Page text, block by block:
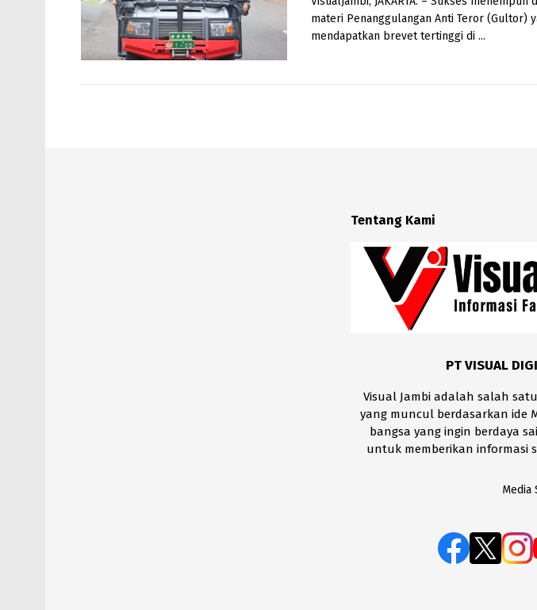
materi Penanggulangan Anti Teror (Gultor)
mendapatkan brevet tertinggi di ...
Tentang Kami
PT VISUAL
Visual Jambi adalah salah
yang muncul berdasarkan ide
bangsa yang ingin berdaya
untuk memberikan informasi
Media